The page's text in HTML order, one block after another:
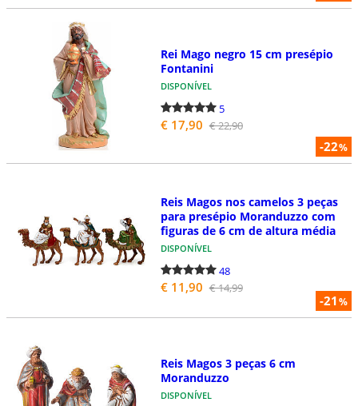
-22%
Rei Mago negro 15 cm presépio
Fontanini
DISPONÍVEL
5
€ 17,90 € 22,90
-21%
Reis Magos nos camelos 3 peças
para presépio Moranduzzo com
figuras de 6 cm de altura média
DISPONÍVEL
48
€ 11,90 € 14,99
Reis Magos 3 peças 6 cm
Moranduzzo
DISPONÍVEL